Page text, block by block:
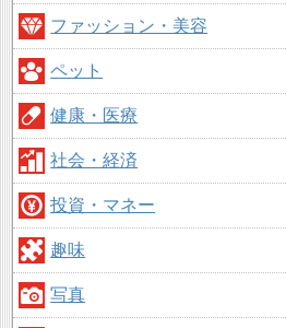
ファッション・美容
ペット
健康・医療
社会・経済
投資・マネー
趣味
写真